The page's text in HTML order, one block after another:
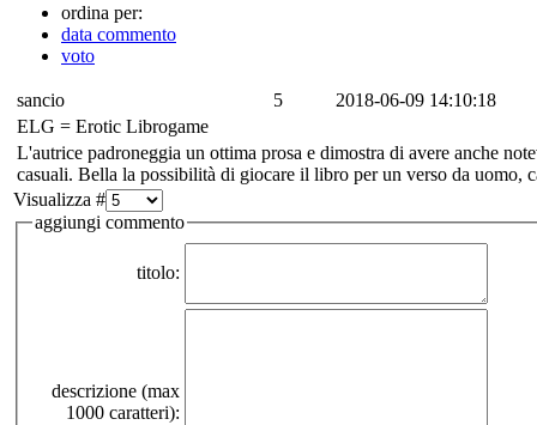
ordina per:
data commento
voto
sancio 5
2018-06-09 14:10:18
ELG = Erotic Librogame
L'autrice padroneggia un ottima prosa e dimostra di avere anche
casuali. Bella la possibilità di giocare il libro per un verso da uomo,
Visualizza #
aggiungi commento
titolo:
descrizione (max
1000 caratteri):